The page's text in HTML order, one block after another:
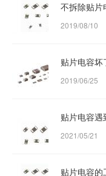
不拆除贴片
2019/08/10
贴片电容坏
2019/06/25
贴片电容
2021/05/21
贴片电容